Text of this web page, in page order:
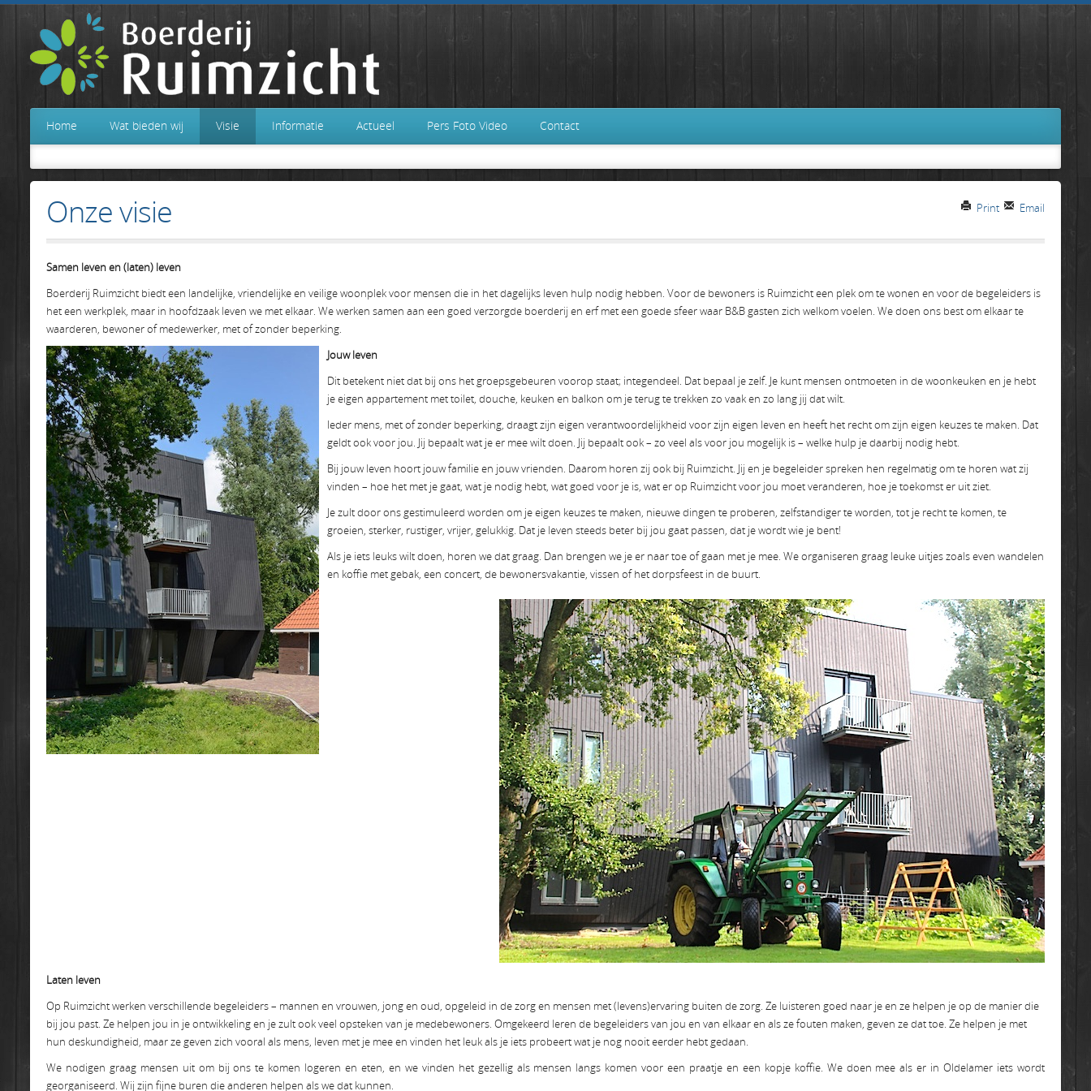
Home Wat bieden wij Visie Informatie Actueel Pers Foto Video Contact
Email
Print
Onze visie
Samen leven en (laten) leven
Boerderij Ruimzicht biedt een landelijke, vriendelijke en veilige woonplek voor mensen die in het dagelijks leven hulp nodig hebben. Voor de bewoners is Ruimzicht een plek om te wonen en voor de begeleiders is
het een werkplek, maar in hoofdzaak leven we met elkaar. We werken samen aan een goed verzorgde boerderij en erf met een goede sfeer waar B&B gasten zich welkom voelen. We doen ons best om elkaar te
waarderen, bewoner of medewerker, met of zonder beperking.
Jouw leven
Dit betekent niet dat bij ons het groepsgebeuren voorop staat; integendeel. Dat bepaal je zelf. Je kunt mensen ontmoeten in de woonkeuken en je hebt
je eigen appartement met toilet, douche, keuken en balkon om je terug te trekken zo vaak en zo lang jij dat wilt.
Ieder mens, met of zonder beperking, draagt zijn eigen verantwoordelijkheid voor zijn eigen leven en heeft het recht om zijn eigen keuzes te maken. Dat
geldt ook voor jou. Jij bepaalt wat je er mee wilt doen. Jij bepaalt ook – zo veel als voor jou mogelijk is – welke hulp je daarbij nodig hebt.
Bij jouw leven hoort jouw familie en jouw vrienden. Daarom horen zij ook bij Ruimzicht. Jij en je begeleider spreken hen regelmatig om te horen wat zij
vinden – hoe het met je gaat, wat je nodig hebt, wat goed voor je is, wat er op Ruimzicht voor jou moet veranderen, hoe je toekomst er uit ziet.
Je zult door ons gestimuleerd worden om je eigen keuzes te maken, nieuwe dingen te proberen, zelfstandiger te worden, tot je recht te komen, te
groeien, sterker, rustiger, vrijer, gelukkig. Dat je leven steeds beter bij jou gaat passen, dat je wordt wie je bent!
Als je iets leuks wilt doen, horen we dat graag. Dan brengen we je er naar toe of gaan met je mee. We organiseren graag leuke uitjes zoals even wandelen
en koffie met gebak, een concert, de bewonersvakantie, vissen of het dorpsfeest in de buurt.
Laten leven
Op Ruimzicht werken verschillende begeleiders – mannen en vrouwen, jong en oud, opgeleid in de zorg en mensen met (levens)ervaring buiten de zorg. Ze luisteren goed naar je en ze helpen je op de manier die
bij jou past. Ze helpen jou in je ontwikkeling en je zult ook veel opsteken van je medebewoners. Omgekeerd leren de begeleiders van jou en van elkaar en als ze fouten maken, geven ze dat toe. Ze helpen je met
hun deskundigheid, maar ze geven zich vooral als mens, leven met je mee en vinden het leuk als je iets probeert wat je nog nooit eerder hebt gedaan.
We nodigen graag mensen uit om bij ons te komen logeren en eten, en we vinden het gezellig als mensen langs komen voor een praatje en een kopje koffie. We doen mee als er in Oldelamer iets wordt
georganiseerd. Wij zijn fijne buren die anderen helpen als we dat kunnen.